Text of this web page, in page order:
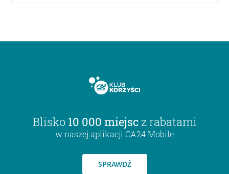
Blisko 10 000 miejsc z rabatami
w naszej aplikacji CA24 Mobile
SPRAWDŹ